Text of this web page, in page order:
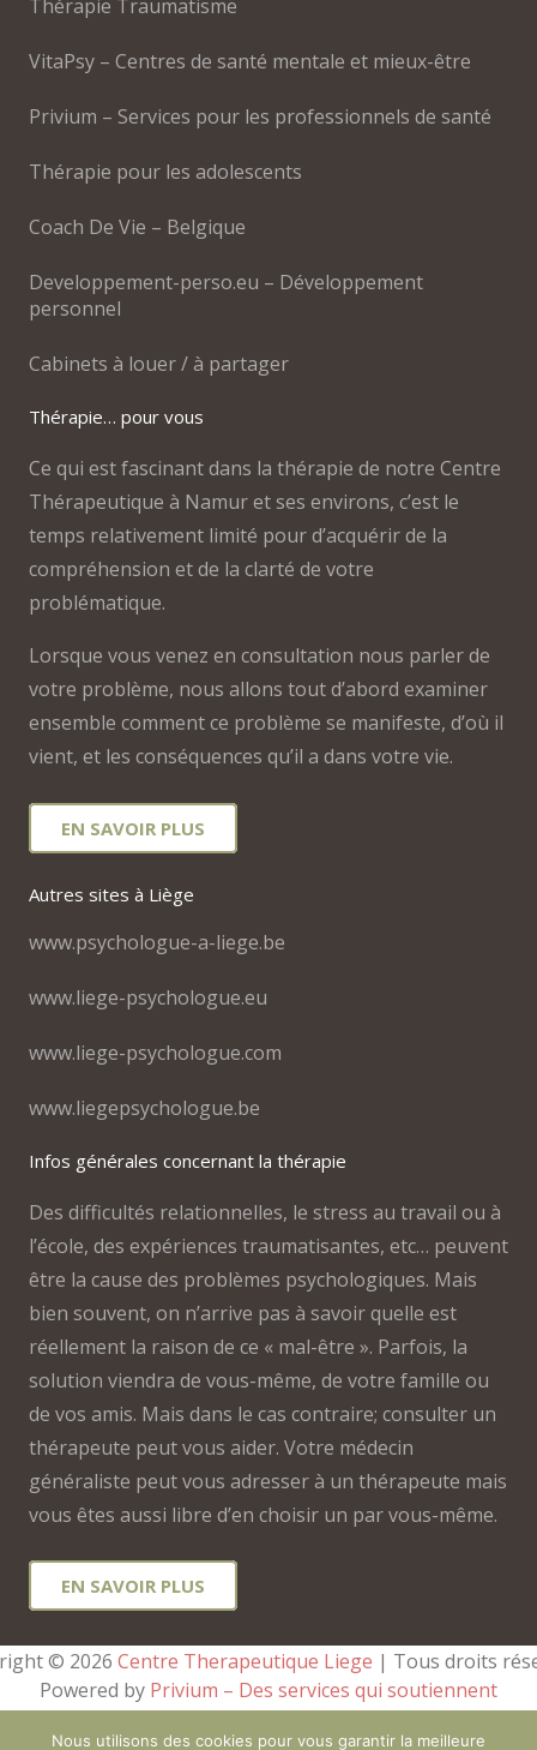
Thérapie Traumatisme
VitaPsy – Centres de santé mentale et mieux-être
Privium – Services pour les professionnels de santé
Thérapie pour les adolescents
Coach De Vie – Belgique
Developpement-perso.eu – Développement
personnel
Cabinets à louer / à partager
Thérapie… pour vous
Ce qui est fascinant dans la thérapie de notre Centre
Thérapeutique à Namur et ses environs, c’est le
temps relativement limité pour d’acquérir de la
compréhension et de la clarté de votre
problématique.
Lorsque vous venez en consultation nous parler de
votre problème, nous allons tout d’abord examiner
ensemble comment ce problème se manifeste, d’où il
vient, et les conséquences qu’il a dans votre vie.
EN SAVOIR PLUS
Autres sites à Liège
www.psychologue-a-liege.be
www.liege-psychologue.eu
www.liege-psychologue.com
www.liegepsychologue.be
Infos générales concernant la thérapie
Des difficultés relationnelles, le stress au travail ou à
l’école, des expériences traumatisantes, etc… peuvent
être la cause des problèmes psychologiques. Mais
bien souvent, on n’arrive pas à savoir quelle est
réellement la raison de ce « mal-être ». Parfois, la
solution viendra de vous-même, de votre famille ou
de vos amis. Mais dans le cas contraire; consulter un
thérapeute peut vous aider. Votre médecin
généraliste peut vous adresser à un thérapeute mais
vous êtes aussi libre d’en choisir un par vous-même.
EN SAVOIR PLUS
© 2026 Centre Therapeutique Liege | Tous droits
Powered by Privium – Des services qui soutiennent
Nous utilisons des cookies pour vous garantir la meilleure